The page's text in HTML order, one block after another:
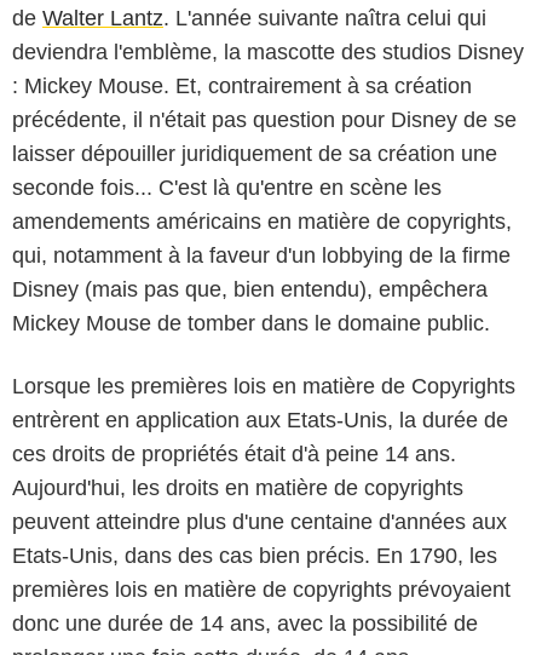
de Walter Lantz. L'année suivante naîtra celui qui
deviendra l'emblème, la mascotte des studios Disney
: Mickey Mouse. Et, contrairement à sa création
précédente, il n'était pas question pour Disney de se
laisser dépouiller juridiquement de sa création une
seconde fois... C'est là qu'entre en scène les
amendements américains en matière de copyrights,
qui, notamment à la faveur d'un lobbying de la firme
Disney (mais pas que, bien entendu), empêchera
Mickey Mouse de tomber dans le domaine public.
Lorsque les premières lois en matière de Copyrights
entrèrent en application aux Etats-Unis, la durée de
ces droits de propriétés était d'à peine 14 ans.
Aujourd'hui, les droits en matière de copyrights
peuvent atteindre plus d'une centaine d'années aux
Etats-Unis, dans des cas bien précis. En 1790, les
premières lois en matière de copyrights prévoyaient
donc une durée de 14 ans, avec la possibilité de